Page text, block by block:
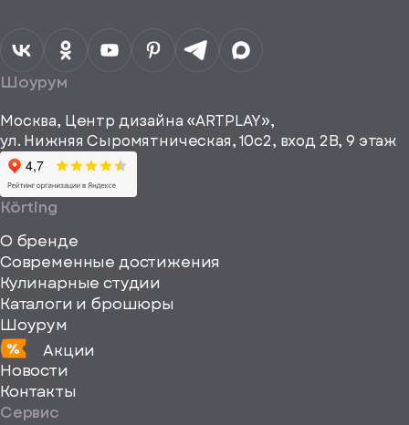
данных
Я согласен
рекламные и
информационные
материалы
viewBox="0
0
Шоурум
Москва, Центр дизайна «ARTPLAY»,
ул. Нижняя Сыромятническая, 10с2, вход 2B, 9 этаж
Körting
О бренде
Современные достижения
Кулинарные студии
Каталоги и брошюры
Шоурум
Акции
Новости
Контакты
Сервис